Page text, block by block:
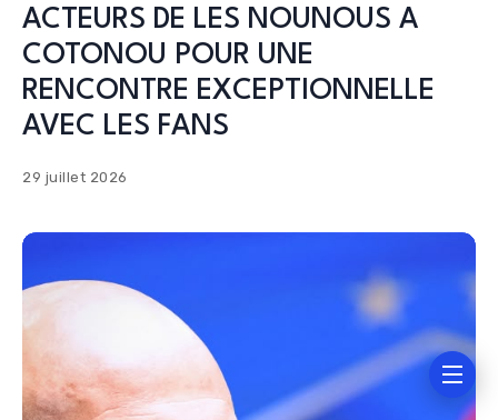
ACTEURS DE LES NOUNOUS A
COTONOU POUR UNE
RENCONTRE EXCEPTIONNELLE
AVEC LES FANS
29 juillet 2026